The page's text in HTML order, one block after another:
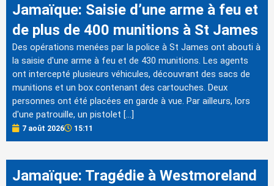
Jamaïque: Saisie d’une arme à feu et
de plus de 400 munitions à St James
Des opérations menées par la police à St James ont abouti à
la saisie d'une arme à feu et de 430 munitions. Les agents
ont intercepté plusieurs véhicules, découvrant des sacs de
munitions et un box contenant des cartouches. Deux
personnes ont été placées en garde à vue. Par ailleurs, lors
d'une patrouille, un pistolet […]
7 août 2026 15:11
Jamaïque: Tragédie à Westmoreland